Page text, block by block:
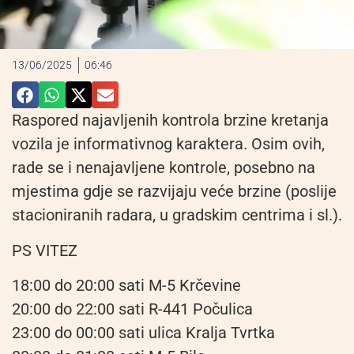
13/06/2025 06:46
Raspored najavljenih kontrola brzine kretanja
vozila je informativnog karaktera. Osim ovih,
rade se i nenajavljene kontrole, posebno na
mjestima gdje se razvijaju veće brzine (poslije
stacioniranih radara, u gradskim centrima i sl.).
PS VITEZ
18:00 do 20:00 sati M-5 Krčevine
20:00 do 22:00 sati R-441 Počulica
23:00 do 00:00 sati ulica Kralja Tvrtka